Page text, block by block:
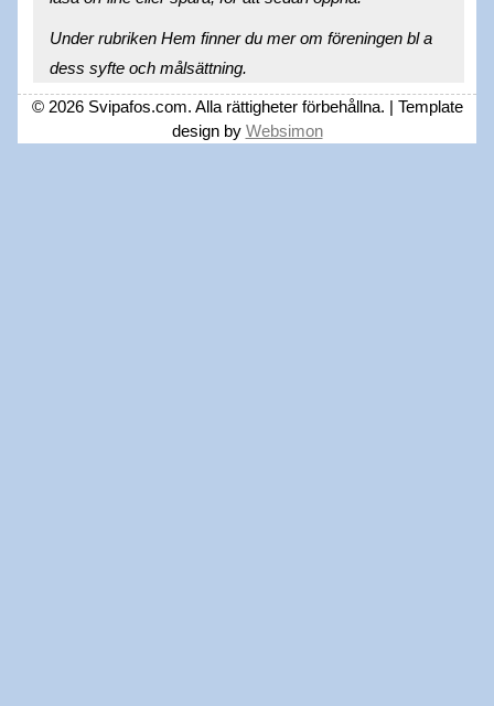
Under rubriken Hem finner du mer om föreningen bl a
dess syfte och målsättning.
© 2026 Svipafos.com. Alla rättigheter förbehållna. | Template
design by Websimon